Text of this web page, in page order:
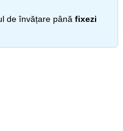
de învățare până fixezi